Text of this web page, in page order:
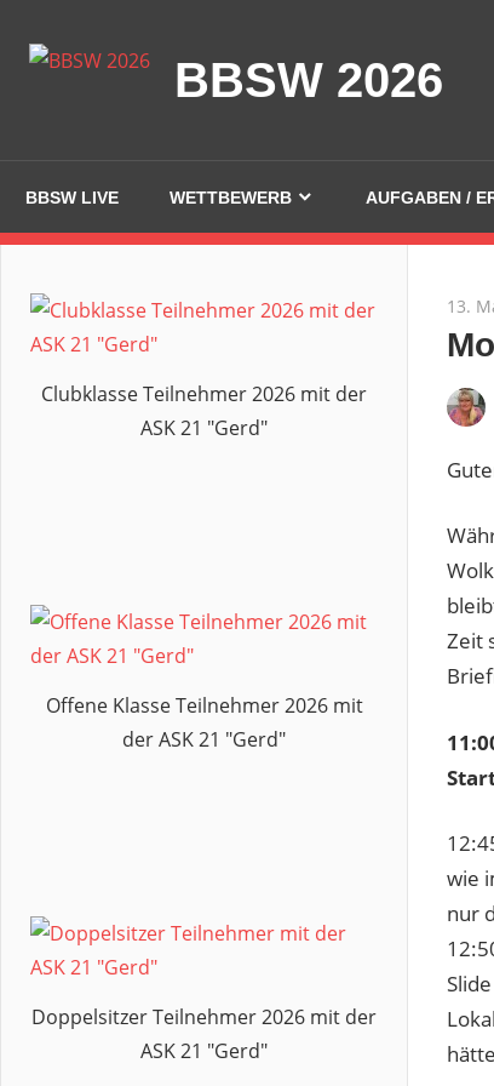
Inhalt
BBSW 2026
BBSW LIVE WETTBEWERB AUFGABEN /
13.
Zeit
wie
nur
Clubklasse Teilnehmer 2026 mit der
ASK 21 "Gerd"
Offene Klasse Teilnehmer 2026 mit
der ASK 21 "Gerd"
Doppelsitzer Teilnehmer 2026 mit der
ASK 21 "Gerd"